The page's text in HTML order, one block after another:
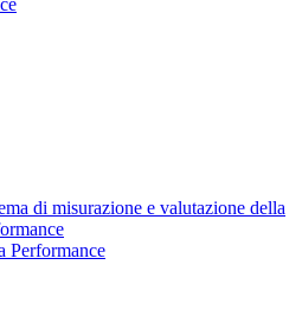
di misurazione e valutazione della
Performance